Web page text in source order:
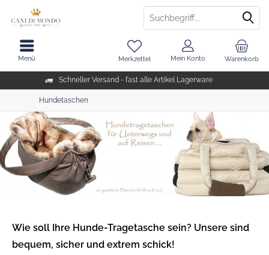
Schneller Versand - fast alle Artikel Lagerware
Warenkorb
Merkzettel Mein Konto
Menü
Hundetaschen
Wie soll Ihre Hunde-Tragetasche sein? Unsere sind
bequem, sicher und extrem schick!